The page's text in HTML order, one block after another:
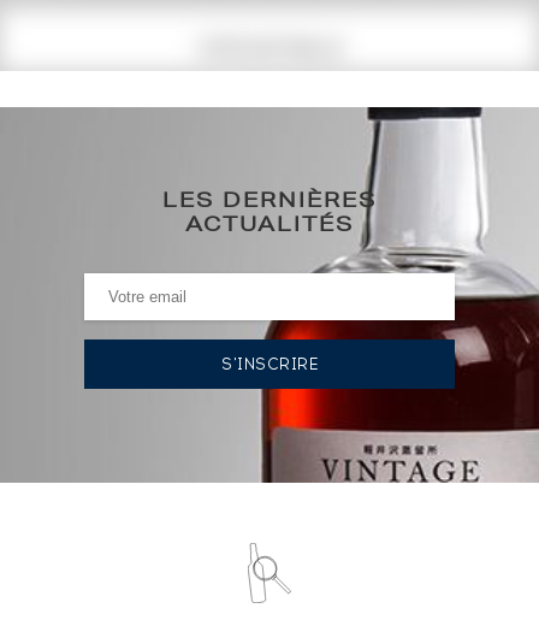
89€
(plus haut annuel)
89€ (plus bas annuel)
HISTORIQUE DES ADJUDICATIONS
VOUS POSSÉDEZ UN SPIRITUEUX IDENTIQUE ?
VENDEZ-LE !
LES DERNIÈRES
ACTUALITÉS